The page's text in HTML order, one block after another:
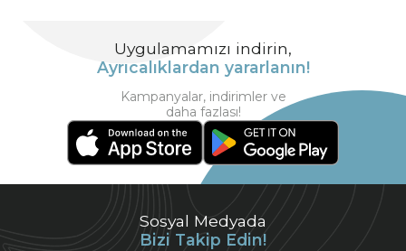
Sosyal Medyada
Bizi Takip Edin!
Uygulamamızı indirin,
Ayrıcalıklardan yararlanın!
Kampanyalar, indirimler ve
daha fazlası!